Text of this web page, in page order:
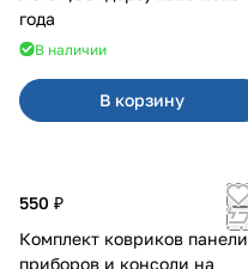
года
В наличии
В корзину
550 ₽
Комплект ковриков панели
приборов и консоли на